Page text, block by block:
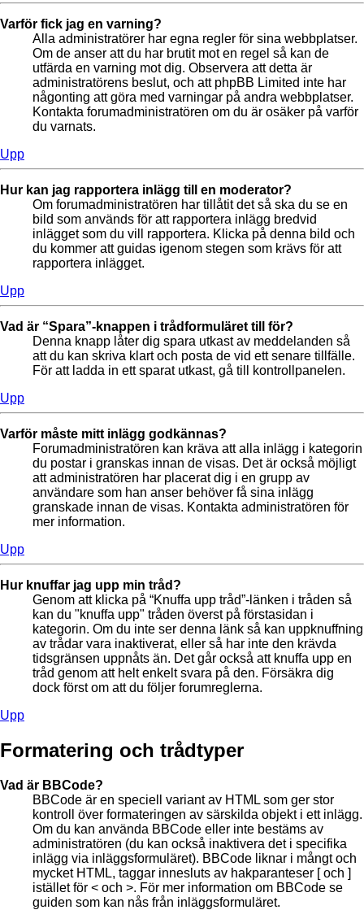
Varför fick jag en varning?
Alla administratörer har egna regler för sina webbplatser.
Om de anser att du har brutit mot en regel så kan de
utfärda en varning mot dig. Observera att detta är
administratörens beslut, och att phpBB Limited inte har
någonting att göra med varningar på andra webbplatser.
Kontakta forumadministratören om du är osäker på varför
du varnats.
Upp
Hur kan jag rapportera inlägg till en moderator?
Om forumadministratören har tillåtit det så ska du se en
bild som används för att rapportera inlägg bredvid
inlägget som du vill rapportera. Klicka på denna bild och
du kommer att guidas igenom stegen som krävs för att
rapportera inlägget.
Upp
Vad är “Spara”-knappen i trådformuläret till för?
Denna knapp låter dig spara utkast av meddelanden så
att du kan skriva klart och posta de vid ett senare tillfälle.
För att ladda in ett sparat utkast, gå till kontrollpanelen.
Upp
Varför måste mitt inlägg godkännas?
Forumadministratören kan kräva att alla inlägg i kategorin
du postar i granskas innan de visas. Det är också möjligt
att administratören har placerat dig i en grupp av
användare som han anser behöver få sina inlägg
granskade innan de visas. Kontakta administratören för
mer information.
Upp
Hur knuffar jag upp min tråd?
Genom att klicka på “Knuffa upp tråd”-länken i tråden så
kan du "knuffa upp" tråden överst på förstasidan i
kategorin. Om du inte ser denna länk så kan uppknuffning
av trådar vara inaktiverat, eller så har inte den krävda
tidsgränsen uppnåts än. Det går också att knuffa upp en
tråd genom att helt enkelt svara på den. Försäkra dig
dock först om att du följer forumreglerna.
Upp
Formatering och trådtyper
Vad är BBCode?
BBCode är en speciell variant av HTML som ger stor
kontroll över formateringen av särskilda objekt i ett inlägg.
Om du kan använda BBCode eller inte bestäms av
administratören (du kan också inaktivera det i specifika
inlägg via inläggsformuläret). BBCode liknar i mångt och
mycket HTML, taggar innesluts av hakparanteser [ och ]
istället för < och >. För mer information om BBCode se
guiden som kan nås från inläggsformuläret.